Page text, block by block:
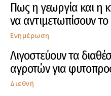
Πως η γεωργία και η
να αντιμετωπίσουν
Ενημέρωση
Λιγοστεύουν τα
αγροτών για
Διεθνή